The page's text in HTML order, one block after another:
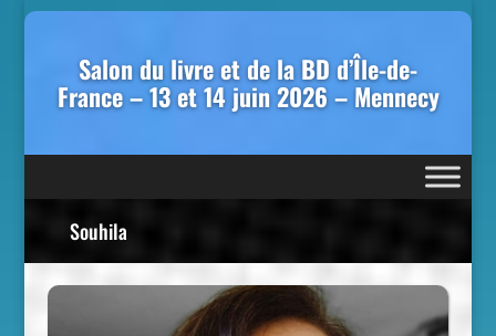
Salon du livre et de la BD d’Île-de-
France – 13 et 14 juin 2026 – Mennecy
Souhila